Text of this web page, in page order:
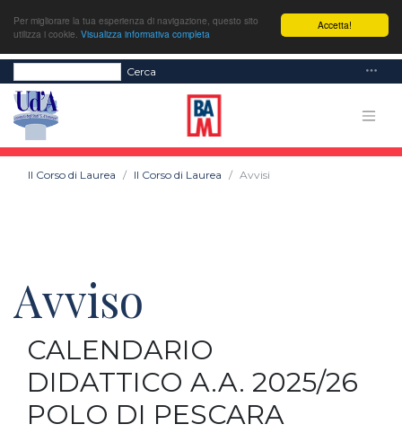
Accetta!
Per migliorare la tua esperienza di navigazione, questo sito
utilizza i cookie. Visualizza informativa completa
Cerca
Il Corso di Laurea Il Corso di Laurea Avvisi
Avviso
CALENDARIO
DIDATTICO A.A. 2025/26
POLO DI PESCARA